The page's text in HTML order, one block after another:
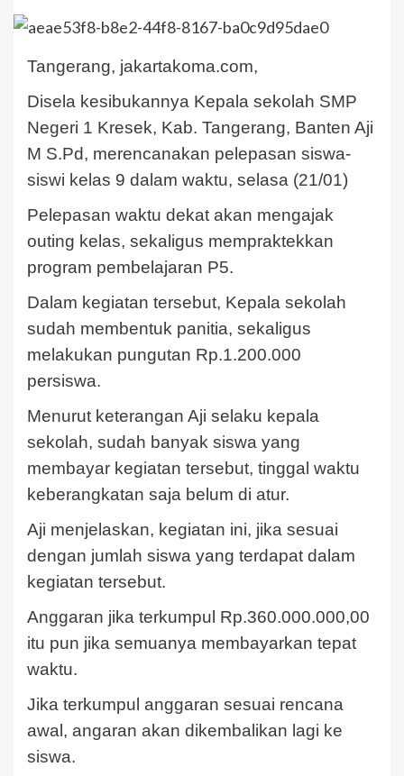
Tangerang, jakartakoma.com,
Disela kesibukannya Kepala sekolah SMP
Negeri 1 Kresek, Kab. Tangerang, Banten Aji
M S.Pd, merencanakan pelepasan siswa-
siswi kelas 9 dalam waktu, selasa (21/01)
Pelepasan waktu dekat akan mengajak
outing kelas, sekaligus mempraktekkan
program pembelajaran P5.
Dalam kegiatan tersebut, Kepala sekolah
sudah membentuk panitia, sekaligus
melakukan pungutan Rp.1.200.000
persiswa.
Menurut keterangan Aji selaku kepala
sekolah, sudah banyak siswa yang
membayar kegiatan tersebut, tinggal waktu
keberangkatan saja belum di atur.
Aji menjelaskan, kegiatan ini, jika sesuai
dengan jumlah siswa yang terdapat dalam
kegiatan tersebut.
Anggaran jika terkumpul Rp.360.000.000,00
itu pun jika semuanya membayarkan tepat
waktu.
Jika terkumpul anggaran sesuai rencana
awal, angaran akan dikembalikan lagi ke
siswa.